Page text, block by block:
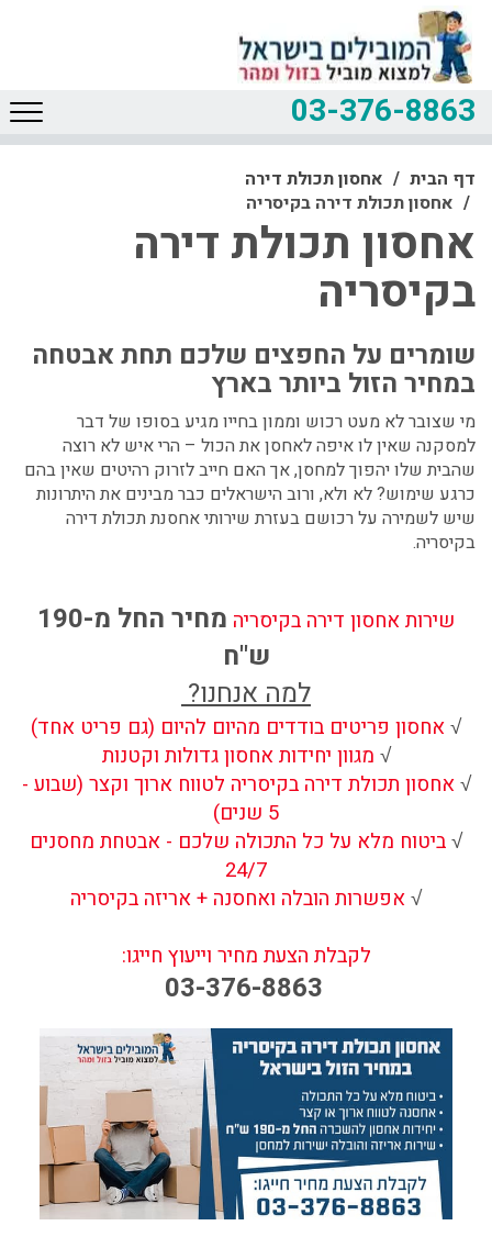
03-376-8863
דף הבית
אחסון תכולת דירה
אחסון תכולת דירה בקיסריה
אחסון תכולת דירה
בקיסריה
שומרים על החפצים שלכם תחת אבטחה
במחיר הזול ביותר בארץ
מי שצובר לא מעט רכוש וממון בחייו מגיע בסופו של דבר
למסקנה שאין לו איפה לאחסן את הכול – הרי איש לא רוצה
שהבית שלו יהפוך למחסן, אך האם חייב לזרוק רהיטים שאין בהם
כרגע שימוש? לא ולא, ורוב הישראלים כבר מבינים את היתרונות
שיש לשמירה על רכושם בעזרת שירותיאחסנת תכולת דירה
בקיסריה.
שירות אחסון דירה בקיסריה
מחיר החל מ-190
ש"ח
למה אנחנו?
√אחסון פריטים בודדים מהיום להיום (גם פריט אחד)
√ מגוון יחידות אחסון גדולות וקטנות
√אחסון תכולת דירה בקיסריה לטווח ארוך וקצר (שבוע -
5 שנים)
√ביטוח מלא על כל התכולה שלכם - אבטחת מחסנים
24/7
√אפשרות הובלה ואחסנה + אריזה בקיסריה
לקבלת הצעת מחיר וייעוץ חייגו:
03-376-8863